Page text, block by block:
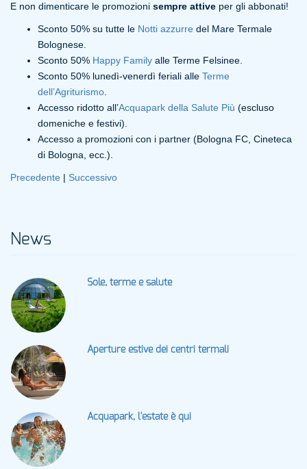
E non dimenticare le promozioni sempre attive per gli abbonati!
Sconto 50% su tutte le Notti azzurre del Mare Termale
Bolognese.
Sconto 50% Happy Family alle Terme Felsinee.
Sconto 50% lunedì-venerdì feriali alle Terme
dell’Agriturismo.
Accesso ridotto all’Acquapark della Salute Più (escluso
domeniche e festivi).
Accesso a promozioni con i partner (Bologna FC, Cineteca
di Bologna, ecc.).
Precedente | Successivo
News
Sole, terme e salute
Aperture estive dei centri termali
Acquapark, l'estate è qui